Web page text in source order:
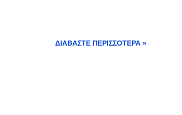
ΔΙΑΒΆΣΤΕ ΠΕΡΙΣΣΌΤΕΡΑ »